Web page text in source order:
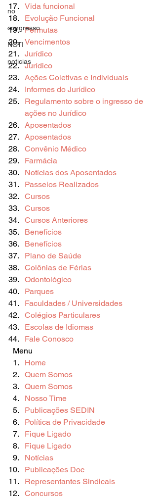
no
congresso
NOTI
noticias
Vida funcional
Evolução Funcional
Permutas
Vencimentos
Jurídico
Jurídico
Ações Coletivas e Individuais
Informes do Jurídico
Regulamento sobre o ingresso de
ações no Jurídico
Aposentados
Aposentados
Convênio Médico
Farmácia
Notícias dos Aposentados
Passeios Realizados
Cursos
Cursos
Cursos Anteriores
Benefícios
Benefícios
Plano de Saúde
Colônias de Férias
Odontológico
Parques
Faculdades / Universidades
Colégios Particulares
Escolas de Idiomas
Fale Conosco
  Menu
Home
Quem Somos
Quem Somos
Nosso Time
Publicações SEDIN
Política de Privacidade
Fique Ligado
Fique Ligado
Notícias
Publicações Doc
Representantes Sindicais
Concursos